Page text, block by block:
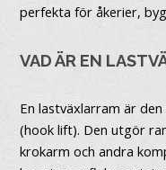
perfekta för åkerier,
VAD ÄR EN
En lastväxlarram är
(hook lift). Den utgör
krokarm och andra